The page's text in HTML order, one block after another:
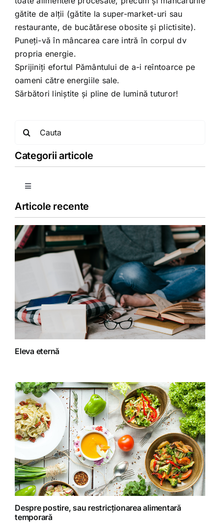
gătite de alții (gătite la super-market-uri sau
restaurante, de bucătărese obosite și plictisite).
Puneți-vă în mâncarea care intră în corpul dv
propria energie.
Sprijiniți efortul Pământului de a-i reîntoarce pe
oameni către energiile sale.
Sărbători liniștite și pline de lumină tuturor!
Categorii articole
Toggle
Copii
Detoxifiere
Fără categorie
Fitoterapie
Homeopatie
Retete fructariene
Retete preparate
Retete Raw (nepreparate termic)
Articole recente
Eleva eternă
Despre postire, sau restricționarea alimentară
temporară